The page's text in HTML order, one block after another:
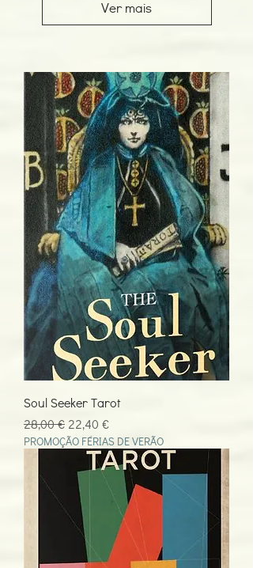
Ver mais
Soul Seeker Tarot
Preço normal
28,00 € Preço promocional
22,40 €
PROMOÇÃO FÉRIAS DE VERÃO